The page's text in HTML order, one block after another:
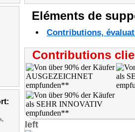
Eléments de
Contributions,
Contributions
left